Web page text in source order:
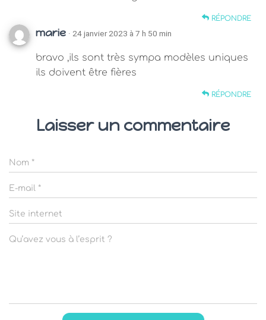
RÉPONDRE
marie · 24 janvier 2023 à 7 h 50 min
bravo ,ils sont très sympa modèles uniques
ils doivent être fières
RÉPONDRE
Laisser un commentaire
Nom *
E-mail *
Site internet
Qu’avez vous à l’esprit ?